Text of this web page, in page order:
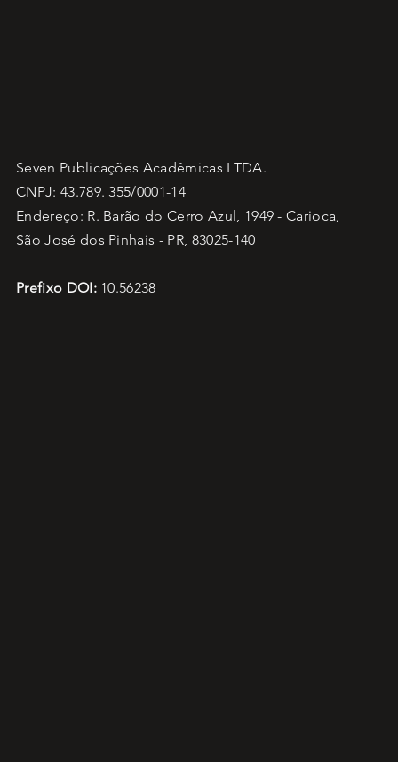
Seven Publicações Acadêmicas LTDA.
CNPJ: 43.789. 355/0001-14
Endereço: R. Barão do Cerro Azul, 1949 - Carioca,
São José dos Pinhais - PR, 83025-140
Prefixo DOI:10.56238